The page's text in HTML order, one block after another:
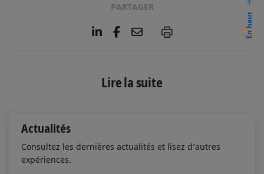
PARTAGER
L
e
d
F
b
o
E
l
P
En haut
Lire la suite
Actualités
Consultez les dernières actualités et lisez d’autres
expériences.